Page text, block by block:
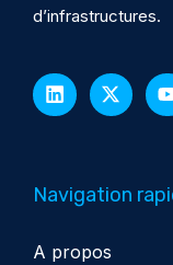
d’infrastructures.
Navigation
A propos